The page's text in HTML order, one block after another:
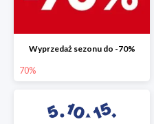
Wyprzedaż sezonu do -70%
70%